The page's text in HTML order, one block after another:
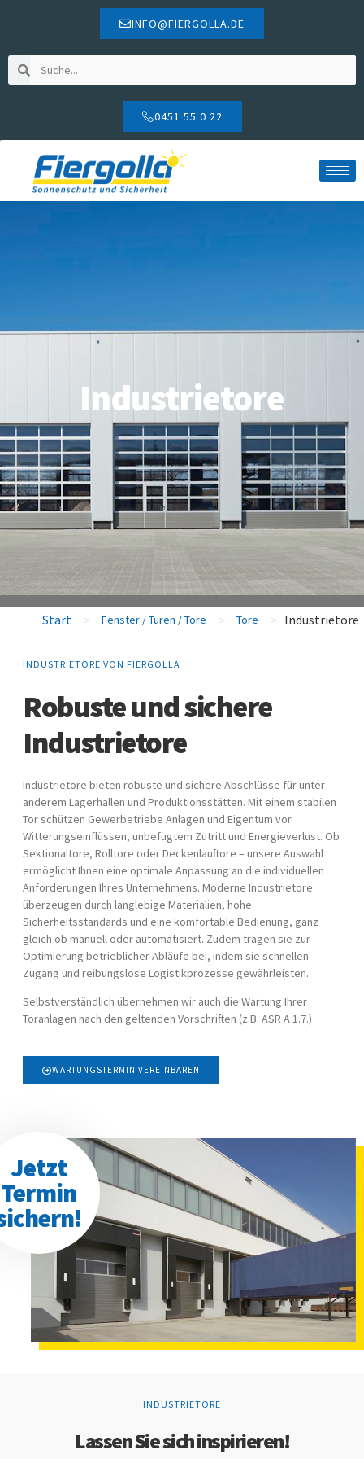
INFO@FIERGOLLA.DE
0451 55 0 22
Industrietore
Start > Fenster / Türen / Tore > Tore > Industrietore
INDUSTRIETORE VON FIERGOLLA
Robuste und sichere
Industrietore
Industrietore bieten robuste und sichere Abschlüsse für unter
anderem Lagerhallen und Produktionsstätten. Mit einem stabilen
Tor schützen Gewerbetriebe Anlagen und Eigentum vor
Witterungseinflüssen, unbefugtem Zutritt und Energieverlust. Ob
Sektionaltore, Rolltore oder Deckenlauftore – unsere Auswahl
ermöglicht Ihnen eine optimale Anpassung an die individuellen
Anforderungen Ihres Unternehmens. Moderne Industrietore
überzeugen durch langlebige Materialien, hohe
Sicherheitsstandards und eine komfortable Bedienung, ganz
gleich ob manuell oder automatisiert. Zudem tragen sie zur
Optimierung betrieblicher Abläufe bei, indem sie schnellen
Zugang und reibungslose Logistikprozesse gewährleisten.
Selbstverständlich übernehmen wir auch die Wartung Ihrer
Toranlagen nach den geltenden Vorschriften (z.B. ASR A 1.7.)
WARTUNGSTERMIN VEREINBAREN
Jetzt
Termin
INDUSTRIETORE
Lassen Sie sich inspirieren!